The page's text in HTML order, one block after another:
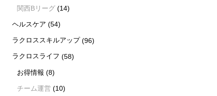
関西Bリーグ (14)
ヘルスケア (54)
ラクロススキルアップ(96)
ラクロスライフ (58)
お得情報 (8)
チーム運営 (10)